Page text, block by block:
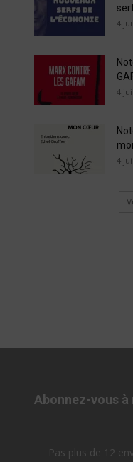
4
4
4
Abonnez-vous
Pas plus de 12